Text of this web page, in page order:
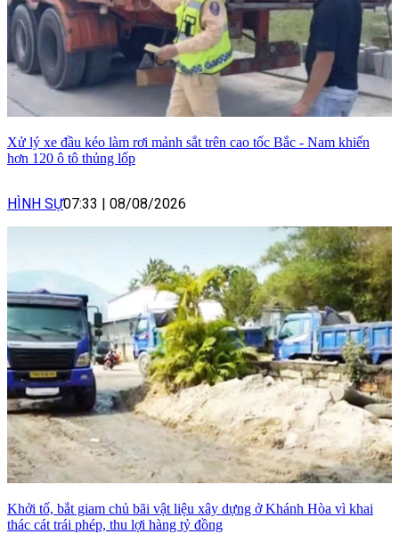
Xử lý xe đầu kéo làm rơi mảnh sắt trên cao tốc Bắc - Nam khiến
hơn 120 ô tô thủng lốp
HÌNH SỰ07:33 08/08/2026
Khởi tố, bắt giam chủ bãi vật liệu xây dựng ở Khánh Hòa vì khai
thác cát trái phép, thu lợi hàng tỷ đồng